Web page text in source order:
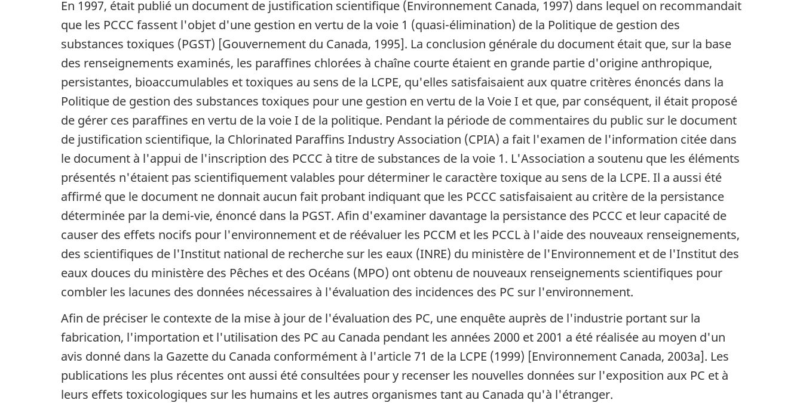
En 1997, était publié un document de justification scientifique (Environnement Canada, 1997) dans lequel on recommandait
que les PCCC fassent l'objet d'une gestion en vertu de la voie 1 (quasi-élimination) de la Politique de gestion des
substances toxiques (PGST) [Gouvernement du Canada, 1995]. La conclusion générale du document était que, sur la base
des renseignements examinés, les paraffines chlorées à chaîne courte étaient en grande partie d'origine anthropique,
persistantes, bioaccumulables et toxiques au sens de la LCPE, qu'elles satisfaisaient aux quatre critères énoncés dans la
Politique de gestion des substances toxiques pour une gestion en vertu de la Voie I et que, par conséquent, il était proposé
de gérer ces paraffines en vertu de la voie I de la politique. Pendant la période de commentaires du public sur le document
de justification scientifique, la Chlorinated Paraffins Industry Association (CPIA) a fait l'examen de l'information citée dans
le document à l'appui de l'inscription des PCCC à titre de substances de la voie 1. L'Association a soutenu que les éléments
présentés n'étaient pas scientifiquement valables pour déterminer le caractère toxique au sens de la LCPE. Il a aussi été
affirmé que le document ne donnait aucun fait probant indiquant que les PCCC satisfaisaient au critère de la persistance
déterminée par la demi-vie, énoncé dans la PGST. Afin d'examiner davantage la persistance des PCCC et leur capacité de
causer des effets nocifs pour l'environnement et de réévaluer les PCCM et les PCCL à l'aide des nouveaux renseignements,
des scientifiques de l'Institut national de recherche sur les eaux (INRE) du ministère de l'Environnement et de l'Institut des
eaux douces du ministère des Pêches et des Océans (MPO) ont obtenu de nouveaux renseignements scientifiques pour
combler les lacunes des données nécessaires à l'évaluation des incidences des PC sur l'environnement.
Afin de préciser le contexte de la mise à jour de l'évaluation des PC, une enquête auprès de l'industrie portant sur la
fabrication, l'importation et l'utilisation des PC au Canada pendant les années 2000 et 2001 a été réalisée au moyen d'un
avis donné dans la Gazette du Canada conformément à l'article 71 de la LCPE (1999) [Environnement Canada, 2003a]. Les
publications les plus récentes ont aussi été consultées pour y recenser les nouvelles données sur l'exposition aux PC et à
leurs effets toxicologiques sur les humains et les autres organismes tant au Canada qu'à l'étranger.